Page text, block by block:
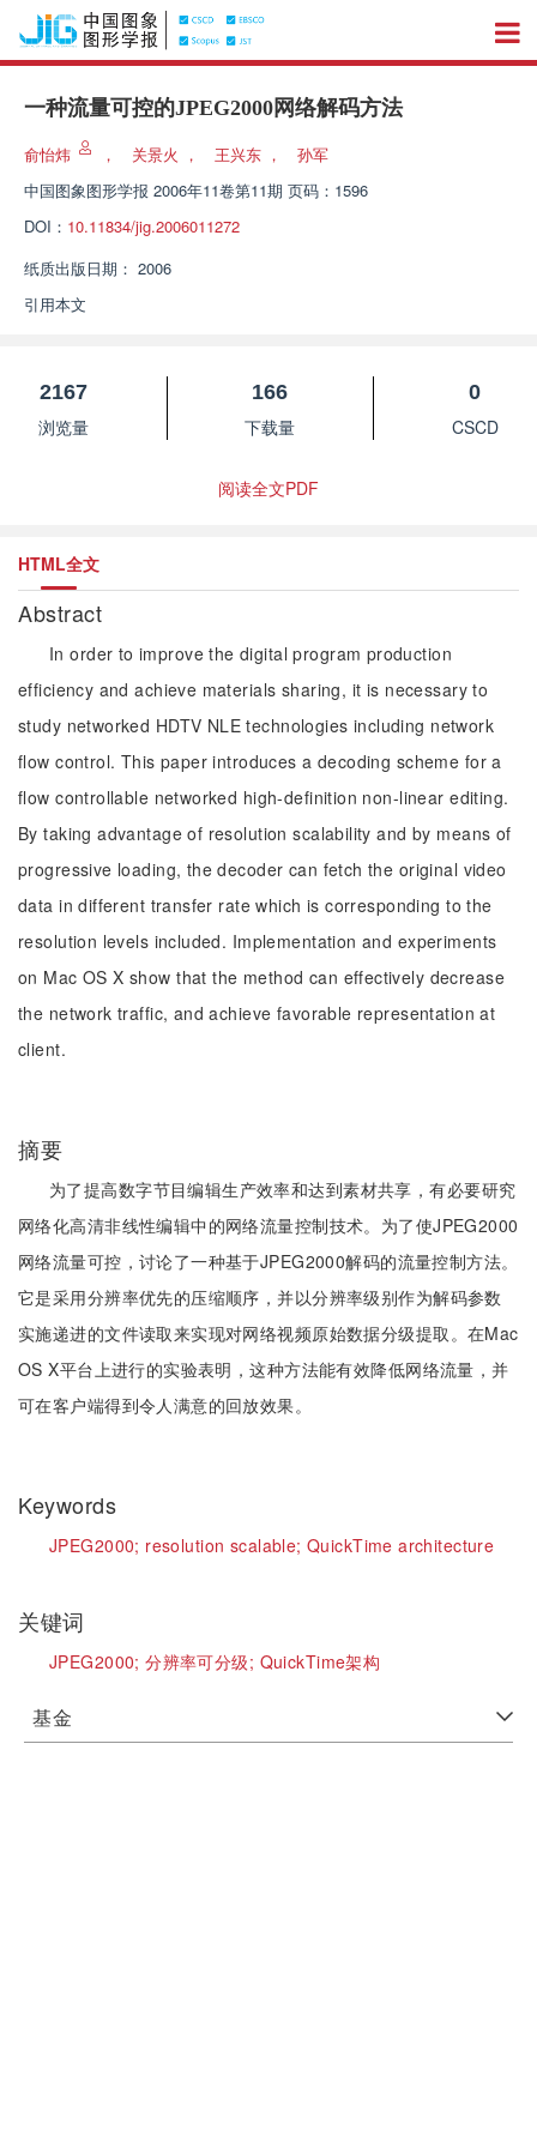
一种流量可控的JPEG2000网络解码方法
俞怡炜 ， 关景火 ， 王兴东 ，
孙军
中国图象图形学报 2006年11卷第11期 页码：1596
DOI： 10.11834/jig.2006011272
纸质出版日期： 2006
引用本文
2167
浏览量
166
下载量
0
CSCD
阅读全文PDF
HTML全文
Abstract
In order to improve the digital program production
efficiency and achieve materials sharing, it is necessary to
study networked HDTV NLE technologies including network
flow control. This paper introduces a decoding scheme for a
flow controllable networked high-definition non-linear editing.
By taking advantage of resolution scalability and by means of
progressive loading, the decoder can fetch the original video
data in different transfer rate which is corresponding to the
resolution levels included. Implementation and experiments
on Mac OS X show that the method can effectively decrease
the network traffic, and achieve favorable representation at
client.
摘要
为了提高数字节目编辑生产效率和达到素材共享，有必要研究
网络化高清非线性编辑中的网络流量控制技术。为了使JPEG2000
网络流量可控，讨论了一种基于JPEG2000解码的流量控制方法。
它是采用分辨率优先的压缩顺序，并以分辨率级别作为解码参数
实施递进的文件读取来实现对网络视频原始数据分级提取。在Mac
OS X平台上进行的实验表明，这种方法能有效降低网络流量，并
可在客户端得到令人满意的回放效果。
Keywords
JPEG2000; resolution scalable;QuickTime architecture
关键词
JPEG2000;分辨率可分级; QuickTime架构
基金